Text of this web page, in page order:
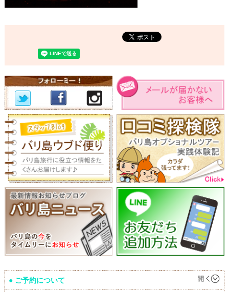
ご予約について